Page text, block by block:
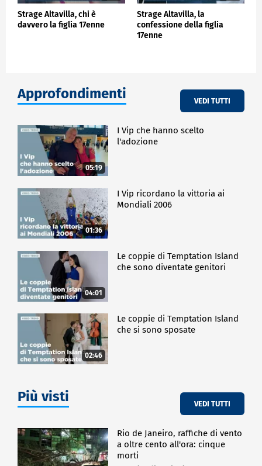
Strage Altavilla, chi è
davvero la figlia 17enne
Strage Altavilla, la
confessione della figlia
17enne
Approfondimenti VEDI TUTTI
05:19
I Vip che hanno scelto
l'adozione
01:36
I Vip ricordano la vittoria ai
Mondiali 2006
04:01
Le coppie di Temptation Island
che sono diventate genitori
02:46
Le coppie di Temptation Island
che si sono sposate
Più visti VEDI TUTTI
Rio de Janeiro, raffiche di vento
a oltre cento all'ora: cinque
morti